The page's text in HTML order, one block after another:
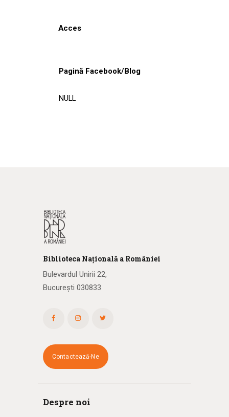
Acces
Pagină Facebook/Blog
NULL
Biblioteca Națională a României
Bulevardul Unirii 22,
București 030833
Contactează-Ne
Despre noi